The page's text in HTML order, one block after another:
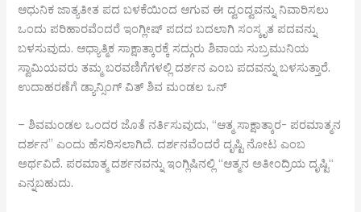
ಆಧುನಿಕ ಜಾತ್ಯತೀತ ಪದ ಬಳಕೆಯಿಂದ ಆಗುವ ಈ ದ್ವಂದ್ವವನ್ನು ನಿವಾರಿಸಲು
ಒಂದು ಪರಿಹಾರವೆಂದರೆ ಇಂಗ್ಲೀಷ್ ಪದದ ಬದಲಾಗಿ ಸಂಸ್ಕೃತ ಪದವನ್ನು
ಬಳಸುವುದು. ಆಧ್ಯಾತ್ಮಿಕ ಸಾಕ್ಷಾತ್ಕಾರಕ್ಕೆ ಸದ್ಗುರು ಶಿವಾಯ ಸುಬ್ರಮುನಿಯ
ಸ್ವಾಮಿಯವರು ತಮ್ಮ ಬರವಣಿಗೆಗಳಲ್ಲಿ ದರ್ಶನ ಎಂಬ ಪದವನ್ನು ಬಳಸುತ್ತಾರೆ.
ಉದಾಹರಣೆಗೆ ಡ್ಯಾನ್ಸಿಂಗ್ ವಿತ್ ಶಿವ ಮಂಡಲ ಒನ್
– ಶಿವಮಂಡಲ ಒಂದರ ಜೊತೆ ನರ್ತಿಸುವುದು, “ಆತ್ಮ ಸಾಕ್ಷಾತ್ಕಾರ- ಪರಮಾತ್ಮನ
ದರ್ಶನ” ಎಂದು ಹೆಸರಿಸಲಾಗಿದೆ. ದರ್ಶನವೆಂದರೆ ದೃಷ್ಟಿ ನೋಟ ಎಂಬ
ಅರ್ಥವಿದೆ. ಪರಮಾತ್ಮ ದರ್ಶನವನ್ನು ಇಂಗ್ಲಿಷಿನಲ್ಲಿ “ಆತ್ಮನ ಅತೀಂದ್ರಿಯ ದೃಷ್ಟಿ“
ಎನ್ನಬಹುದು.